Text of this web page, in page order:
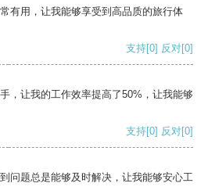
有用，让我能够享受到高品质的旅行体
支持[0] 反对[0]
，让我的工作效率提高了50%，让我能够
支持[0] 反对[0]
问题总是能够及时解决，让我能够安心工